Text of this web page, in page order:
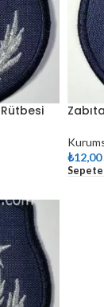
₺12,00
Sepete